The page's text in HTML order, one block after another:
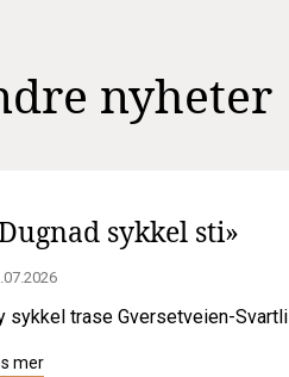
nyheter
sykkel sti»
sykkel trase Gversetveien-Svartli
mer